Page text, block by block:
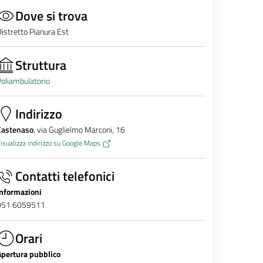
Dove si trova
Pianura Est
Struttura
Indirizzo
, via Guglielmo Marconi, 16
indirizzo su Google Maps
Contatti telefonici
6059511
Orari
pubblico